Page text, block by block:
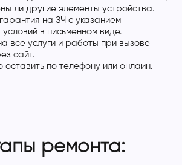
ли другие элементы устройства.
на ЗЧ с указанием
в письменном виде.
все услуги и работы при вызове
сайт.
оставить по телефону или онлайн.
ремонта: